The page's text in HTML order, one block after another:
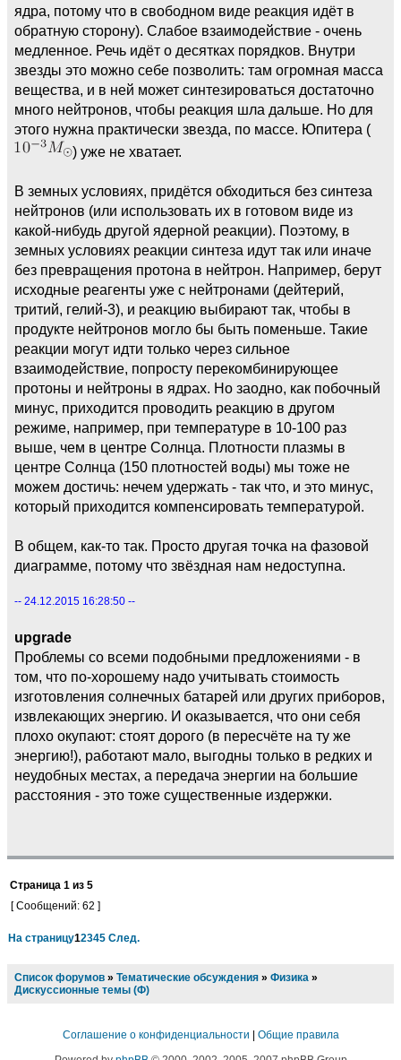
ядра, потому что в свободном виде реакция идёт в
обратную сторону). Слабое взаимодействие - очень
медленное. Речь идёт о десятках порядков. Внутри
звезды это можно себе позволить: там огромная масса
вещества, и в ней может синтезироваться достаточно
много нейтронов, чтобы реакция шла дальше. Но для
этого нужна практически звезда, по массе. Юпитера (
) уже не хватает.
В земных условиях, придётся обходиться без синтеза
нейтронов (или использовать их в готовом виде из
какой-нибудь другой ядерной реакции). Поэтому, в
земных условиях реакции синтеза идут так или иначе
без превращения протона в нейтрон. Например, берут
исходные реагенты уже с нейтронами (дейтерий,
тритий, гелий-3), и реакцию выбирают так, чтобы в
продукте нейтронов могло бы быть поменьше. Такие
реакции могут идти только через сильное
взаимодействие, попросту перекомбинирующее
протоны и нейтроны в ядрах. Но заодно, как побочный
минус, приходится проводить реакцию в другом
режиме, например, при температуре в 10-100 раз
выше, чем в центре Солнца. Плотности плазмы в
центре Солнца (150 плотностей воды) мы тоже не
можем достичь: нечем удержать - так что, и это минус,
который приходится компенсировать температурой.
В общем, как-то так. Просто другая точка на фазовой
диаграмме, потому что звёздная нам недоступна.
-- 24.12.2015 16:28:50 --
upgrade
Проблемы со всеми подобными предложениями - в
том, что по-хорошему надо учитывать стоимость
изготовления солнечных батарей или других приборов,
извлекающих энергию. И оказывается, что они себя
плохо окупают: стоят дорого (в пересчёте на ту же
энергию!), работают мало, выгодны только в редких и
неудобных местах, а передача энергии на большие
расстояния - это тоже существенные издержки.
Страница 1 из 5
[ Сообщений: 62 ]
На страницу12345 След.
Список форумов » Тематические обсуждения » Физика »
Дискуссионные темы (Ф)
Соглашение о конфиденциальности | Общие правила